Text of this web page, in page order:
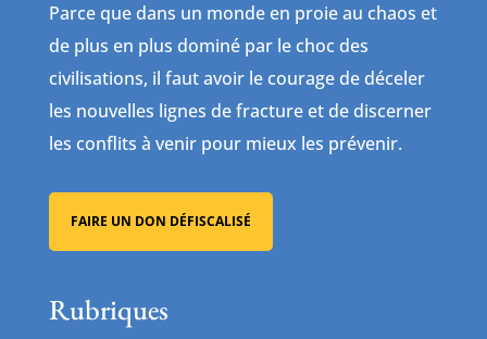
Parce que dans un monde en proie au chaos et
de plus en plus dominé par le choc des
civilisations, il faut avoir le courage de déceler
les nouvelles lignes de fracture et de discerner
les conflits à venir pour mieux les prévenir.
FAIRE UN DON DÉFISCALISÉ
Rubriques